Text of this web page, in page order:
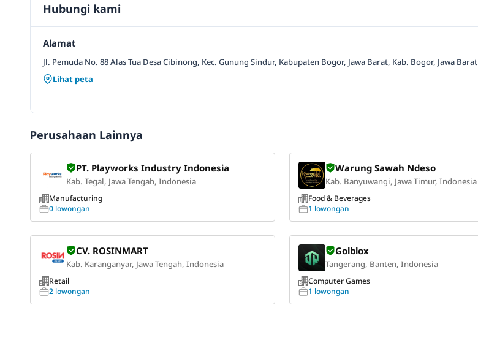
Hubungi kami
Alamat
Jl. Pemuda No. 88 Alas Tua Desa Cibinong, Kec. Gunung Sindur, Kabupaten Bogor, Jawa Barat, Kab. Bogor, Jawa Barat
Lihat peta
Perusahaan Lainnya
PT. Playworks Industry Indonesia
Kab. Tegal, Jawa Tengah, Indonesia
Manufacturing
0 lowongan
Warung Sawah Ndeso
Kab. Banyuwangi, Jawa Timur, Indonesia
Food & Beverages
1 lowongan
CV. ROSINMART
Kab. Karanganyar, Jawa Tengah, Indonesia
Retail
2 lowongan
Golblox
Tangerang, Banten, Indonesia
Computer Games
1 lowongan